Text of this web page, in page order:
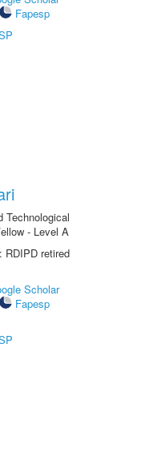
Fapesp
Technological
- Level A
RDIPD retired
Scholar
Fapesp